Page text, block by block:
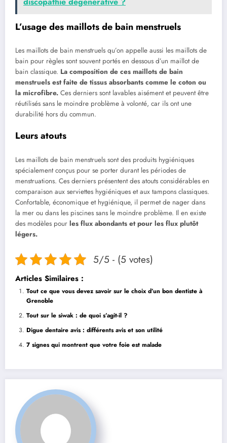
L’usage des maillots de bain menstruels
Les maillots de bain menstruels qu’on appelle aussi les maillots de
bain pour règles sont souvent portés en dessous d’un maillot de
bain classique. La composition de ces maillots de bain
menstruels est faite de tissus absorbants comme le coton ou
la microfibre. Ces derniers sont lavables aisément et peuvent être
réutilisés sans le moindre problème à volonté, car ils ont une
durabilité hors du commun.
Leurs atouts
Les maillots de bain menstruels sont des produits hygiéniques
spécialement conçus pour se porter durant les périodes de
menstruations. Ces derniers présentent des atouts considérables en
comparaison aux serviettes hygiéniques et aux tampons classiques.
Confortable, économique et hygiénique, il permet de nager dans
la mer ou dans les piscines sans le moindre problème. Il en existe
des modèles pour les flux abondants et pour les flux plutôt
légers.
5/5 - (5 votes)
Articles Similaires :
Tout ce que vous devez savoir sur le choix d’un bon dentiste à
Grenoble
Tout sur le siwak : de quoi s’agit-il ?
Digue dentaire avis : différents avis et son utilité
7 signes qui montrent que votre foie est malade